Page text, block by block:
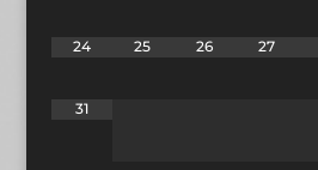
24 25 26 27
31